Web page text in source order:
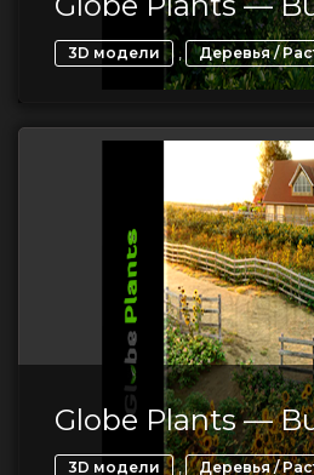
3D модели , Деревья /
Globe Plants —
3D модели , Деревья /